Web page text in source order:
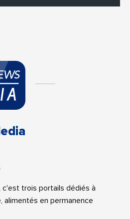
c'est trois portails dédiés à
alimentés en permanence